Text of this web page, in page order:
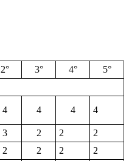
2° 3° 4°
5°
4 4 4 4
3 2 2
2
2 2 2
2